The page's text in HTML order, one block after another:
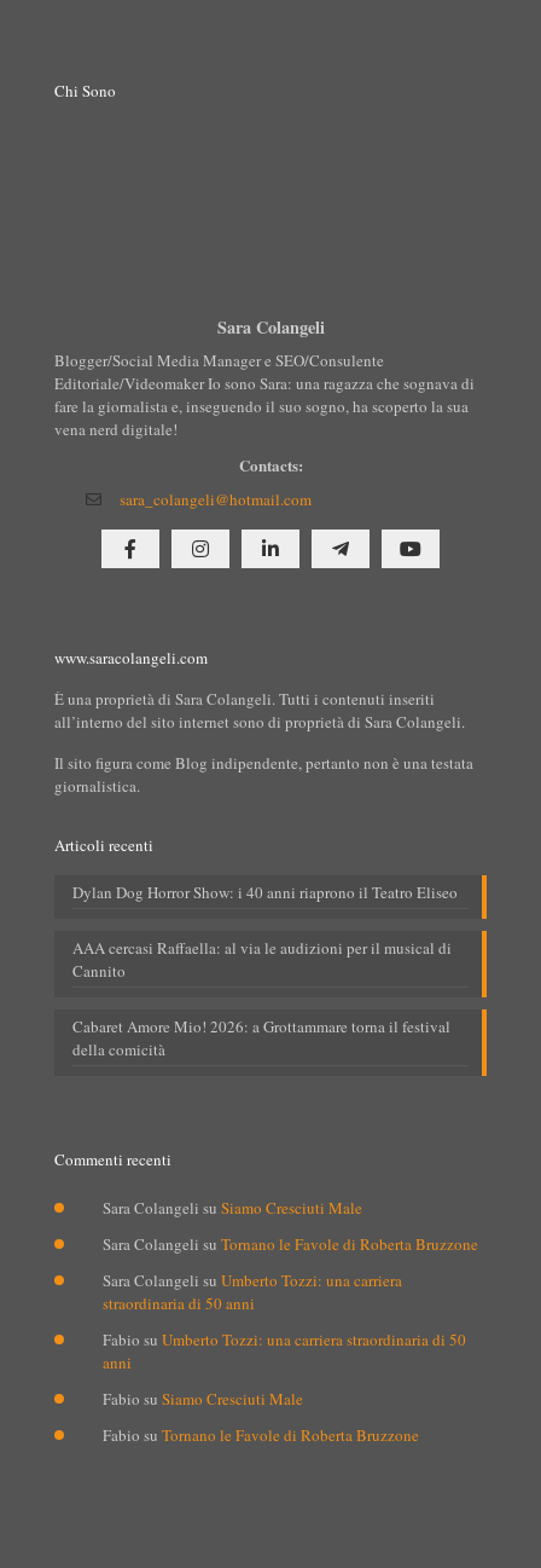
Chi Sono
Sara Colangeli
Blogger/Social Media Manager e SEO/Consulente
Editoriale/Videomaker Io sono Sara: una ragazza che sognava di
fare la giornalista e, inseguendo il suo sogno, ha scoperto la sua
vena nerd digitale!
Contacts:
sara_colangeli@hotmail.com
www.saracolangeli.com
È una proprietà di Sara Colangeli. Tutti i contenuti inseriti
all’interno del sito internet sono di proprietà di Sara Colangeli.
Il sito figura come Blog indipendente, pertanto non è una testata
giornalistica.
Articoli recenti
Dylan Dog Horror Show: i 40 anni riaprono il Teatro Eliseo
AAA cercasi Raffaella: al via le audizioni per il musical di
Cannito
Cabaret Amore Mio! 2026: a Grottammare torna il festival
della comicità
Commenti recenti
Sara Colangeli su Siamo Cresciuti Male
Sara Colangeli su Tornano le Favole di Roberta Bruzzone
Sara Colangeli su Umberto Tozzi: una carriera
straordinaria di 50 anni
Fabio su Umberto Tozzi: una carriera straordinaria di 50
anni
Fabio su Siamo Cresciuti Male
Fabio su Tornano le Favole di Roberta Bruzzone